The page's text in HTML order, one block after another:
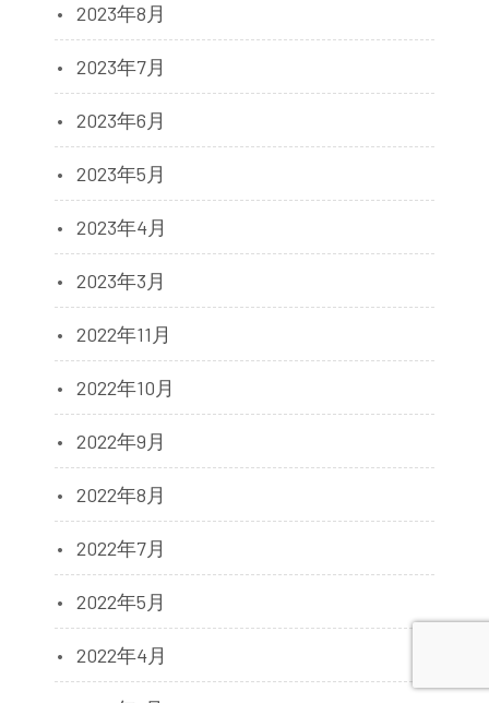
2023年8月
2023年7月
2023年6月
2023年5月
2023年4月
2023年3月
2022年11月
2022年10月
2022年9月
2022年8月
2022年7月
2022年5月
2022年4月